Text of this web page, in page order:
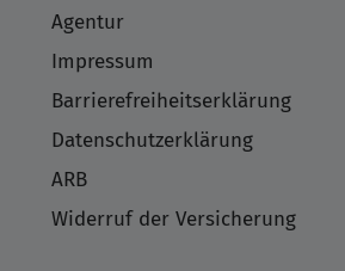
Agentur
Impressum
Barrierefreiheitserklärung
Datenschutzerklärung
ARB
Widerruf der Versicherung